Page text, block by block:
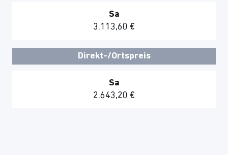
Sa
3.113,60 €
Direkt-/Ortspreis
Sa
2.643,20 €